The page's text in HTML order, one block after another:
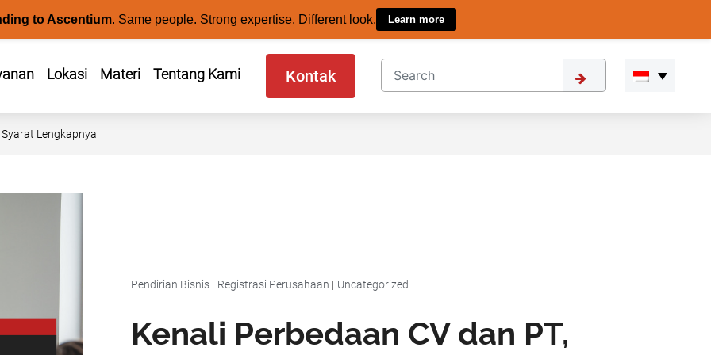
to Ascentium. Same people. Strong expertise. Different look. Learn more
Lokasi Materi Tentang Kami Kontak
Lengkapnya
Pendirian Bisnis | Registrasi Perusahaan | Uncategorized
Kenali Perbedaan CV dan PT,